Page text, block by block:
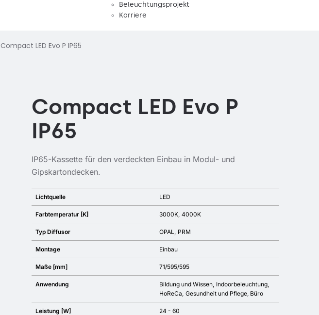
Beleuchtungsprojekt
Karriere
Compact LED Evo P IP65
Compact LED Evo P
IP65
IP65-Kassette für den verdeckten Einbau in Modul- und
Gipskartondecken.
Lichtquelle LED
Farbtemperatur [K] 3000K 4000K
Typ Diffusor OPAL PRM
Montage Einbau
Maße [mm] 71/595/595
Anwendung Bildung und Wissen Indoorbeleuchtung
HoReCa Gesundheit und Pflege Büro
Leistung [W] 24 - 60